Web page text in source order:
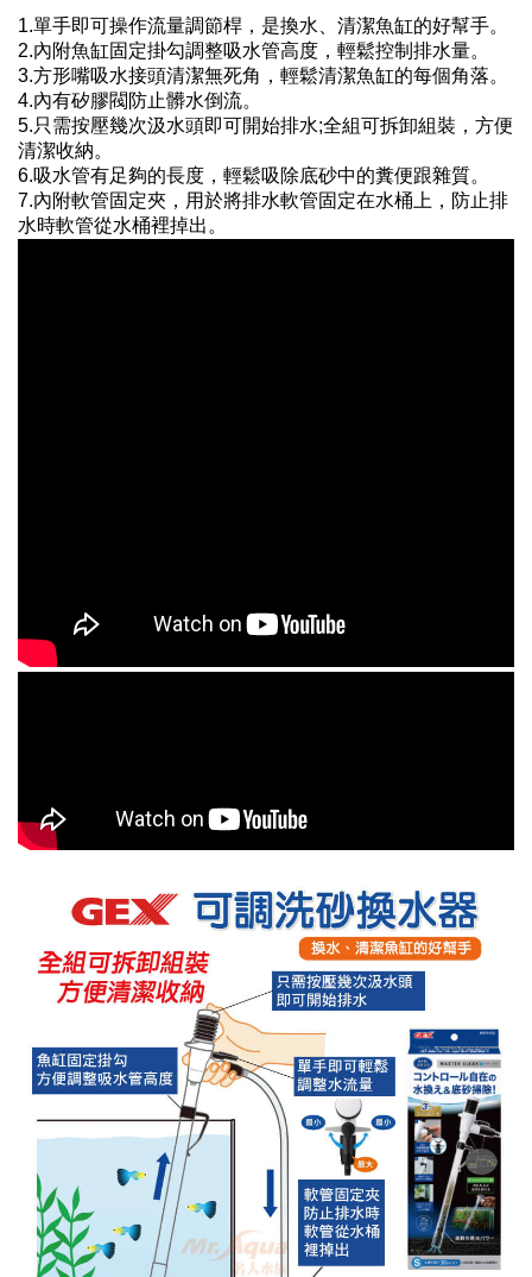
1.單手即可操作流量調節桿，是換水、清潔魚缸的好幫手。
2.內附魚缸固定掛勾調整吸水管高度，輕鬆控制排水量。
3.方形嘴吸水接頭清潔無死角，輕鬆清潔魚缸的每個角落。
4.內有矽膠閥防止髒水倒流。
5.只需按壓幾次汲水頭即可開始排水;全組可拆卸組裝，方便
清潔收納。
6.吸水管有足夠的長度，輕鬆吸除底砂中的糞便跟雜質。
7.內附軟管固定夾，用於將排水軟管固定在水桶上，防止排
水時軟管從水桶裡掉出。